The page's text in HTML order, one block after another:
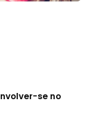
se no